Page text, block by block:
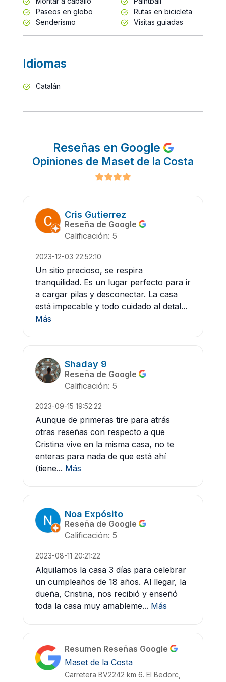
Paseos en globo
Rutas en bicicleta
Senderismo
Visitas guiadas
Idiomas
Catalán
Reseñas en Google
Opiniones de Maset de la Costa
Cris Gutierrez
Reseña de Google
Calificación: 5
2023-12-03 22:52:10
Un sitio precioso, se respira
tranquilidad. Es un lugar perfecto para ir
a cargar pilas y desconectar. La casa
está impecable y todo cuidado al detal...
Más
Shaday 9
Reseña de Google
Calificación: 5
2023-09-15 19:52:22
Aunque de primeras tire para atrás
otras reseñas con respecto a que
Cristina vive en la misma casa, no te
enteras para nada de que está ahí
(tiene... Más
Noa Expósito
Reseña de Google
Calificación: 5
2023-08-11 20:21:22
Alquilamos la casa 3 días para celebrar
un cumpleaños de 18 años. Al llegar, la
dueña, Cristina, nos recibió y enseñó
toda la casa muy amableme... Más
Resumen Reseñas Google
Maset de la Costa
Carretera BV2242 km 6. El Bedorc,